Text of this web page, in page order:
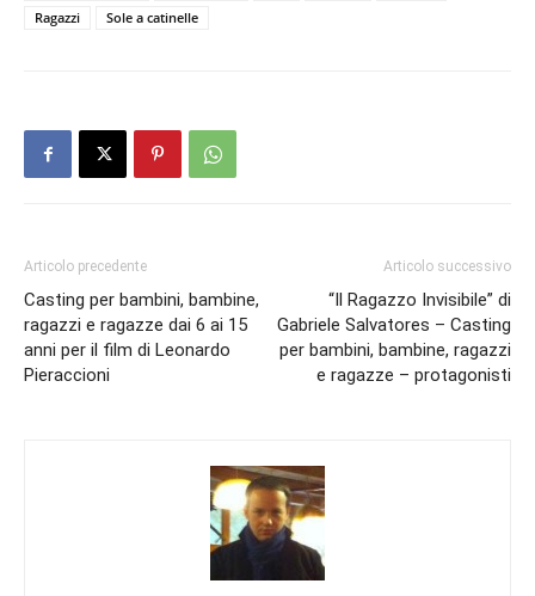
Ragazzi
Sole a catinelle
Articolo precedente
Casting per bambini, bambine,
ragazzi e ragazze dai 6 ai 15
anni per il film di Leonardo
Pieraccioni
Articolo successivo
“Il Ragazzo Invisibile” di
Gabriele Salvatores – Casting
per bambini, bambine, ragazzi
e ragazze – protagonisti